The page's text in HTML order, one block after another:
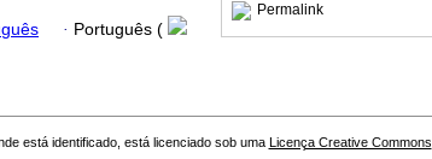
Permalink
· Português (
está identificado, está licenciado sob uma Licença Creative Commons